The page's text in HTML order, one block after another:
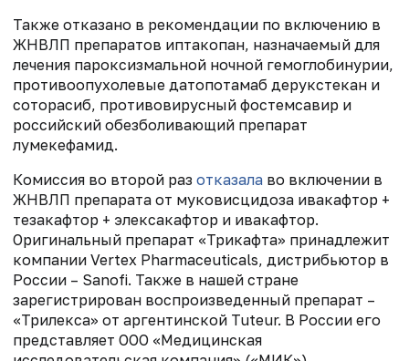
Также отказано в рекомендации по включению в
ЖНВЛП препаратов иптакопан, назначаемый для
лечения пароксизмальной ночной гемоглобинурии,
противоопухолевые датопотамаб дерукстекан и
соторасиб, противовирусный фостемсавир и
российский обезболивающий препарат
лумекефамид.
Комиссия во второй раз отказала во включении в
ЖНВЛП препарата от муковисцидоза ивакафтор +
тезакафтор + элексакафтор и ивакафтор.
Оригинальный препарат «Трикафта» принадлежит
компании Vertex Pharmaceuticals, дистрибьютор в
России – Sanofi. Также в нашей стране
зарегистрирован воспроизведенный препарат –
«Трилекса» от аргентинской Tuteur. В России его
представляет ООО «Медицинская